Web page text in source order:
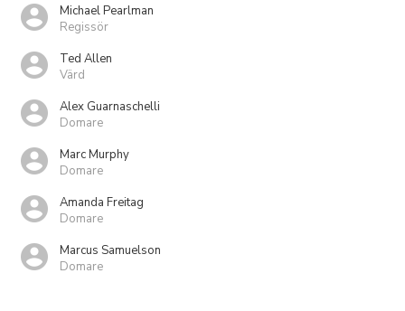
Michael Pearlman
Regissör
Ted Allen
Värd
Alex Guarnaschelli
Domare
Marc Murphy
Domare
Amanda Freitag
Domare
Marcus Samuelson
Domare